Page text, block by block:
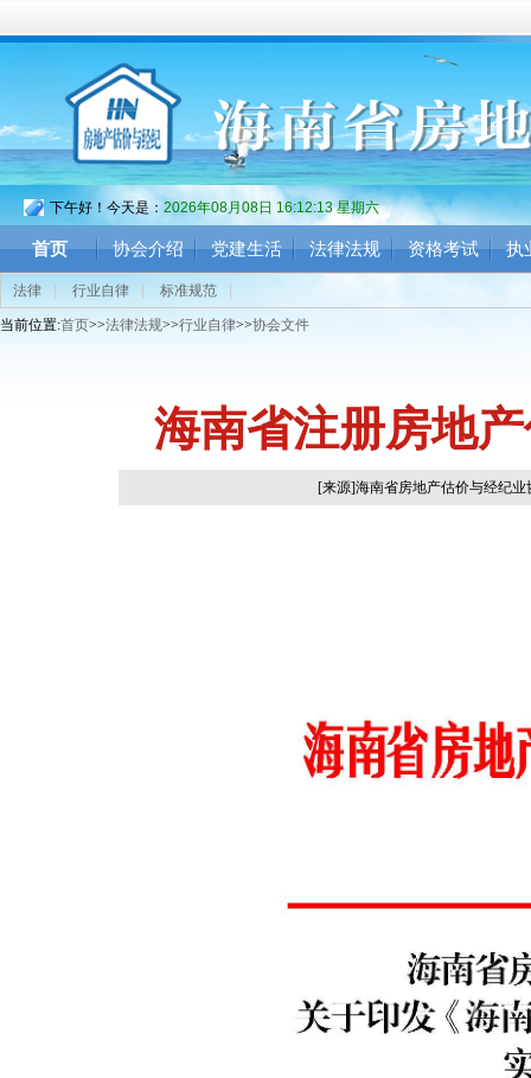
下午好！今天是： 2026年08月08日 16:12:14 星期六
首页 协会介绍 党建生活 法律法规 资格考试 执
法律 行业自律 标准规范
当前位置:首页>>法律法规>>行业自律>>协会文件
海南省注册房地
[来源]海南省房地产估价与经纪